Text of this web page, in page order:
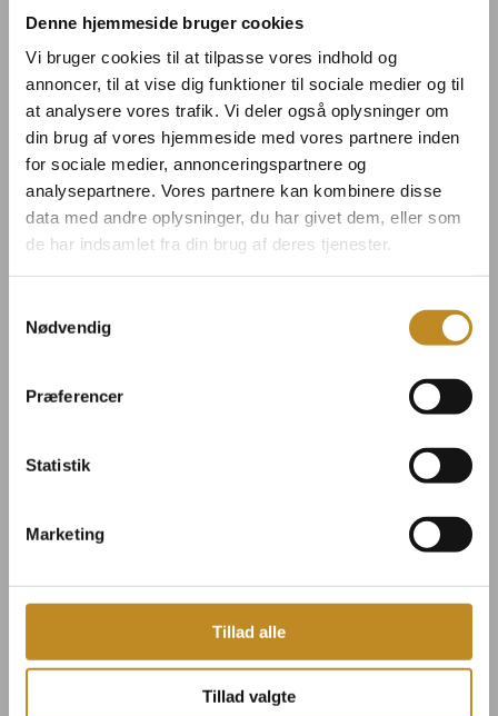
Denne hjemmeside bruger cookies
Vi bruger cookies til at tilpasse vores indhold og
annoncer, til at vise dig funktioner til sociale medier og til
at analysere vores trafik. Vi deler også oplysninger om
din brug af vores hjemmeside med vores partnere inden
for sociale medier, annonceringspartnere og
analysepartnere. Vores partnere kan kombinere disse
data med andre oplysninger, du har givet dem, eller som
de har indsamlet fra din brug af deres tjenester.
Nødvendig
Præferencer
Statistik
Marketing
Tillad alle
Tillad valgte
Vi appelerer til at opleve Broløkke og den
langelandske natur under jeres besøg og
derfor er der ikke fjernsyn på værelset. Hvis I
ønsker dette, så anbefaler vi at I vælger en af
voresSuiter i Smedjen.
BOOK VÆRELSE
Værelsets
placering